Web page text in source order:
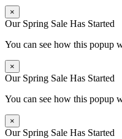
×
Our Spring Sale Has Started
You can see how this popup
×
Our Spring Sale Has Started
You can see how this popup
×
Our Spring Sale Has Started